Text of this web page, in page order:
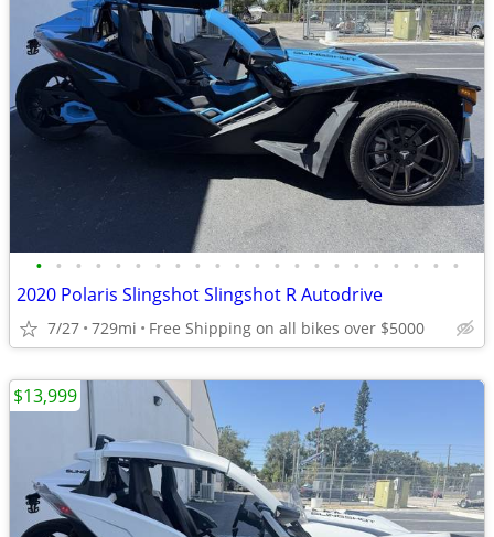
• • • • • • • • • • • • • • • • • • • • • •
2020 Polaris Slingshot Slingshot R Autodrive
7/27 729mi Free Shipping on all bikes over $5000
$13,999